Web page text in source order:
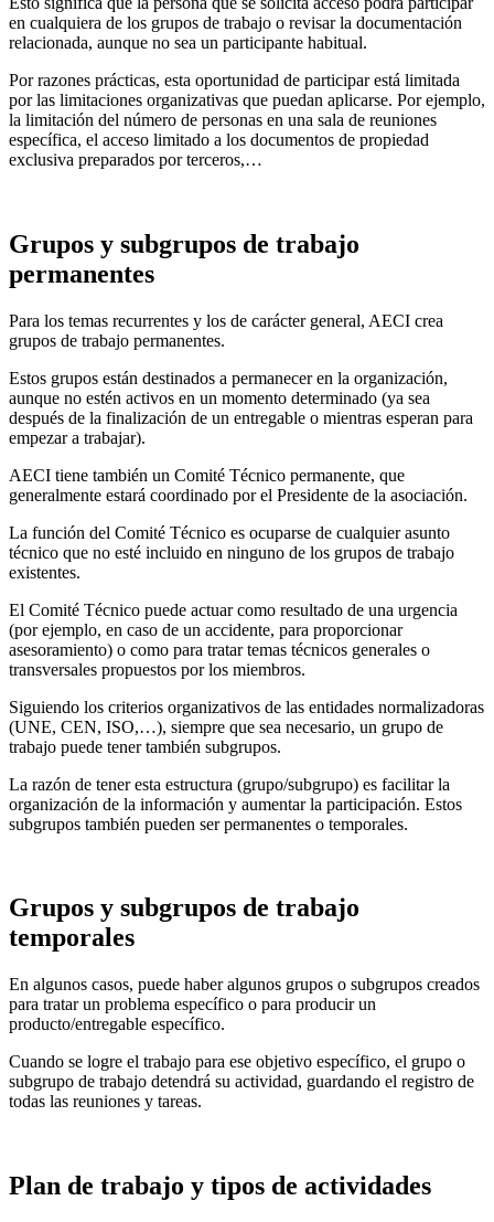
en cualquiera de los grupos de trabajo o revisar la documentación
relacionada, aunque no sea un participante habitual.
Por razones prácticas, esta oportunidad de participar está limitada
por las limitaciones organizativas que puedan aplicarse. Por ejemplo,
la limitación del número de personas en una sala de reuniones
específica, el acceso limitado a los documentos de propiedad
exclusiva preparados por terceros,…
Grupos y subgrupos de trabajo
permanentes
Para los temas recurrentes y los de carácter general, AECI crea
grupos de trabajo permanentes.
Estos grupos están destinados a permanecer en la organización,
aunque no estén activos en un momento determinado (ya sea
después de la finalización de un entregable o mientras esperan para
empezar a trabajar).
AECI tiene también un Comité Técnico permanente, que
generalmente estará coordinado por el Presidente de la asociación.
La función del Comité Técnico es ocuparse de cualquier asunto
técnico que no esté incluido en ninguno de los grupos de trabajo
existentes.
El Comité Técnico puede actuar como resultado de una urgencia
(por ejemplo, en caso de un accidente, para proporcionar
asesoramiento) o como para tratar temas técnicos generales o
transversales propuestos por los miembros.
Siguiendo los criterios organizativos de las entidades normalizadoras
(UNE, CEN, ISO,…), siempre que sea necesario, un grupo de
trabajo puede tener también subgrupos.
La razón de tener esta estructura (grupo/subgrupo) es facilitar la
organización de la información y aumentar la participación. Estos
subgrupos también pueden ser permanentes o temporales.
Grupos y subgrupos de trabajo
temporales
En algunos casos, puede haber algunos grupos o subgrupos creados
para tratar un problema específico o para producir un
producto/entregable específico.
Cuando se logre el trabajo para ese objetivo específico, el grupo o
subgrupo de trabajo detendrá su actividad, guardando el registro de
todas las reuniones y tareas.
Plan de trabajo y tipos de actividades